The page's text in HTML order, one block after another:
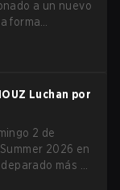
a un nuevo
forma
en una
Luchan por
2 de
2026 en
más de